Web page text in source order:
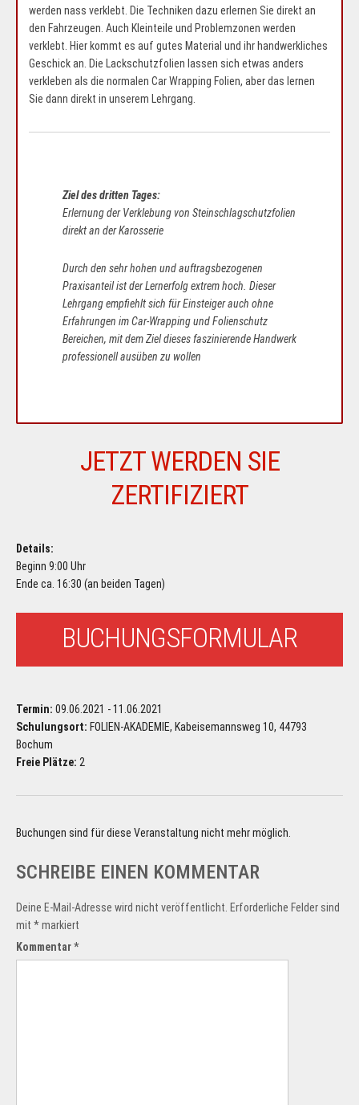
werden nass verklebt. Die Techniken dazu erlernen Sie direkt an
den Fahrzeugen. Auch Kleinteile und Problemzonen werden
verklebt. Hier kommt es auf gutes Material und ihr handwerkliches
Geschick an. Die Lackschutzfolien lassen sich etwas anders
verkleben als die normalen Car Wrapping Folien, aber das lernen
Sie dann direkt in unserem Lehrgang.
Ziel des dritten Tages:
Erlernung der Verklebung von Steinschlagschutzfolien
direkt an der Karosserie
Durch den sehr hohen und auftragsbezogenen
Praxisanteil ist der Lernerfolg extrem hoch. Dieser
Lehrgang empfiehlt sich für Einsteiger auch ohne
Erfahrungen im Car-Wrapping und Folienschutz
Bereichen, mit dem Ziel dieses faszinierende Handwerk
professionell ausüben zu wollen
JETZT WERDEN SIE
ZERTIFIZIERT
Details:
Beginn 9:00 Uhr
Ende ca. 16:30 (an beiden Tagen)
BUCHUNGSFORMULAR
Termin: 09.06.2021 - 11.06.2021
Schulungsort: FOLIEN-AKADEMIE, Kabeisemannsweg 10, 44793
Bochum
Freie Plätze: 2
Buchungen sind für diese Veranstaltung nicht mehr möglich.
SCHREIBE EINEN KOMMENTAR
Deine E-Mail-Adresse wird nicht veröffentlicht. Erforderliche Felder sind
mit *markiert
Kommentar*